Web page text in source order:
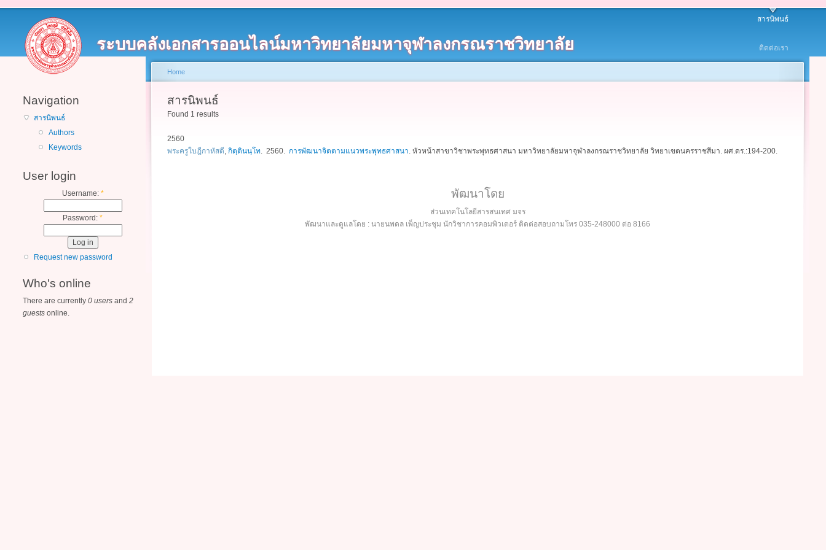
ระบบคลังเอกสารออนไลน์มหาวิทยาลัยมหาจุฬาลงกรณราชวิทยาลัย
สารนิพนธ์
ติดต่อเรา
Navigation
สารนิพนธ์
Authors
Keywords
User login
Username: *
Password: *
Request new password
Who's online
There are currently 0 users and 2
guests online.
Home
สารนิพนธ์
Found 1 results
2560
พระครูใบฎีกาหัสดี, กิตฺตินนฺโท. 2560. การพัฒนาจิตตามแนวพระพุทธศาสนา. หัวหน้าสาขาวิชาพระพุทธศาสนา มหาวิทยาลัยมหาจุฬาลงกรณราชวิทยาลัย วิทยาเขตนครราชสีมา. ผศ.ดร.:194-200.
พัฒนาโดย
ส่วนเทคโนโลยีสารสนเทศ มจร
พัฒนาและดูแลโดย : นายนพดล เพ็ญประชุม นักวิชาการคอมพิวเตอร์ ติดต่อสอบถามโทร 035-248000 ต่อ 8166